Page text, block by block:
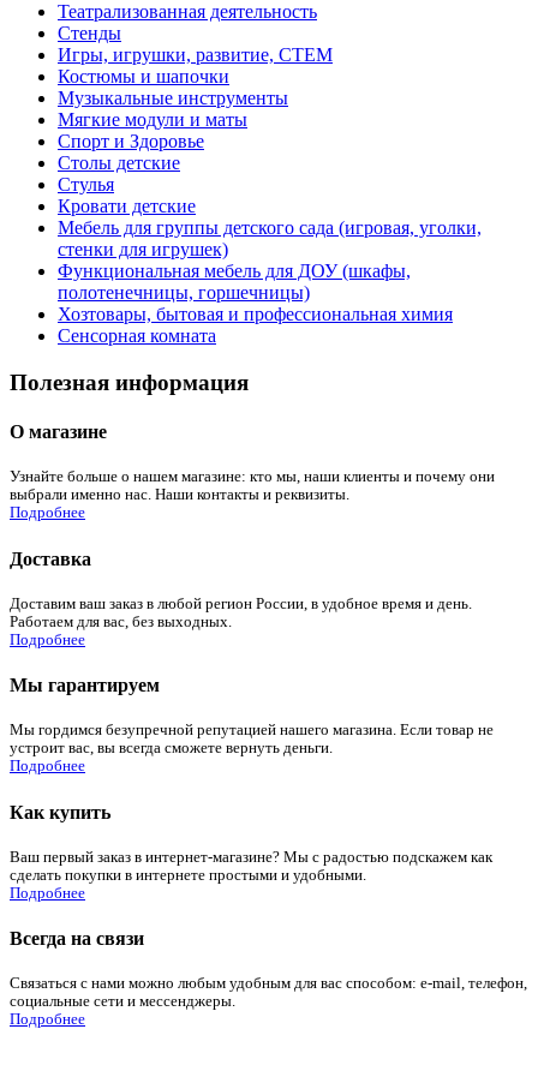
Театрализованная деятельность
Стенды
Игры, игрушки, развитие, СТЕМ
Костюмы и шапочки
Музыкальные инструменты
Мягкие модули и маты
Спорт и Здоровье
Столы детские
Стулья
Кровати детские
Мебель для группы детского сада (игровая, уголки,
стенки для игрушек)
Функциональная мебель для ДОУ (шкафы,
полотенечницы, горшечницы)
Хозтовары, бытовая и профессиональная химия
Сенсорная комната
Полезная информация
О магазине
Узнайте больше о нашем магазине: кто мы, наши клиенты и почему они
выбрали именно нас. Наши контакты и реквизиты.
Подробнее
Доставка
Доставим ваш заказ в любой регион России, в удобное время и день.
Работаем для вас, без выходных.
Подробнее
Мы гарантируем
Мы гордимся безупречной репутацией нашего магазина. Если товар не
устроит вас, вы всегда сможете вернуть деньги.
Подробнее
Как купить
Ваш первый заказ в интернет-магазине? Мы с радостью подскажем как
сделать покупки в интернете простыми и удобными.
Подробнее
Всегда на связи
Связаться с нами можно любым удобным для вас способом: e-mail, телефон,
социальные сети и мессенджеры.
Подробнее